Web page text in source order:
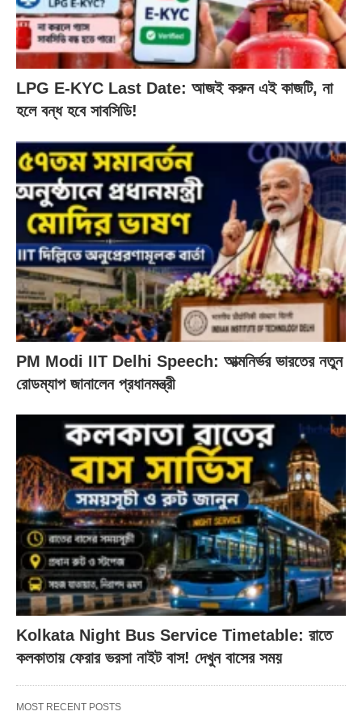
LPG E-KYC Last Date: আজই করুন এই কাজটি, না
হলে বন্ধ হবে সাবসিডি!
PM Modi IIT Delhi Speech: আত্মনির্ভর ভারতের নতুন
রোডম্যাপ জানালেন প্রধানমন্ত্রী
Kolkata Night Bus Service Timetable: রাতে
কলকাতায় ফেরার ভরসা নাইট বাস! দেখুন বাসের সময়
MOST RECENT POSTS